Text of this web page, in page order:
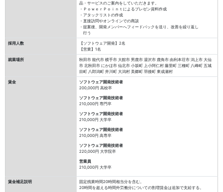
品・サービスのご案内をしていただきます。
・ＰｏｗｅｒＰｏｉｎｔによるプレゼン資料作成
・アタックリストの作成
・直接訪問やオンラインでの商談
・提案後、開発メンバーへフィードバックを送り、改善を繰り返し
行う
採用人数
【ソフトウェア開発】2名
【営業】1名
就業場所
秋田市 能代市 横手市 大館市 男鹿市 湯沢市 鹿角市 由利本荘市 潟上市 大仙
市 北秋田市 にかほ市 仙北市 小坂町 上小阿仁村 藤里町 三種町 八峰町 五城
目町 八郎潟町 井川町 大潟村 美郷町 羽後町 東成瀬村
賃金
ソフトウェア開発技術者
200,000円 高校卒
ソフトウェア開発技術者
210,000円 専門卒
ソフトウェア開発技術者
210,000円 大学卒
ソフトウェア開発技術者
210,000円 高専卒
ソフトウェア開発技術者
220,000円 大学院卒
営業員
210,000円 大学卒
賃金補足説明
固定残業時間20時間相当分を含む。
20時間を超える時間外労働分についての割増賃金は追加で支給する。